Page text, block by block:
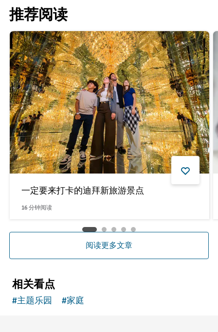
推荐阅读
一定要来打卡的迪拜新旅游景点
16分钟阅读
阅读更多文章
相关看点
#主题乐园 #家庭